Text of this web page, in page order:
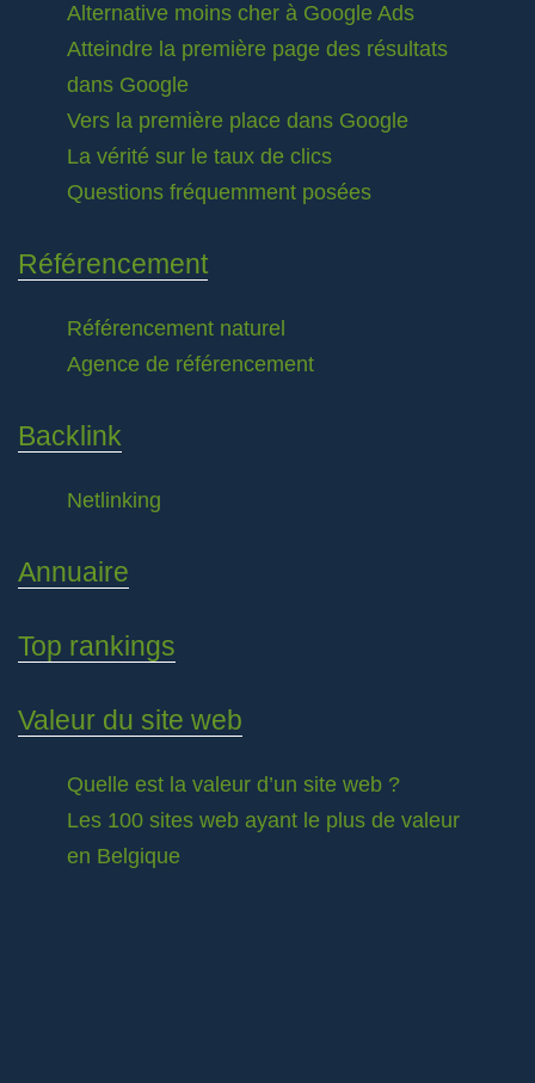
Alternative moins cher à Google Ads
Atteindre la première page des résultats
dans Google
Vers la première place dans Google
La vérité sur le taux de clics
Questions fréquemment posées
Référencement
Référencement naturel
Agence de référencement
Backlink
Netlinking
Annuaire
Top rankings
Valeur du site web
Quelle est la valeur d’un site web ?
Les 100 sites web ayant le plus de valeur
en Belgique